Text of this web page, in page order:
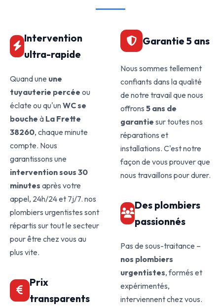
Intervention
ultra-rapide
Quand une une
tuyauterie percée ou
éclate ou qu'unWC se
bouche à La Frette
38260, chaque minute
compte. Nous
garantissons une
intervention sous 30
minutes après votre
appel, 24h/24 et 7j/7. nos
plombiers urgentistes sont
répartis sur tout le secteur
pour être chez vous au
plus vite.
Prix
transparents
Garantie 5 ans
Nous sommes tellement
confiants dans la qualité
de notre travail que nous
offrons 5 ans de
garantie sur toutes nos
réparations et
installations. C'est notre
façon de vous prouver que
nous travaillons pour durer.
Des plombiers
passionnés
Pas de sous-traitance –
nos plombiers
urgentistes, formés et
expérimentés,
interviennent chez vous.